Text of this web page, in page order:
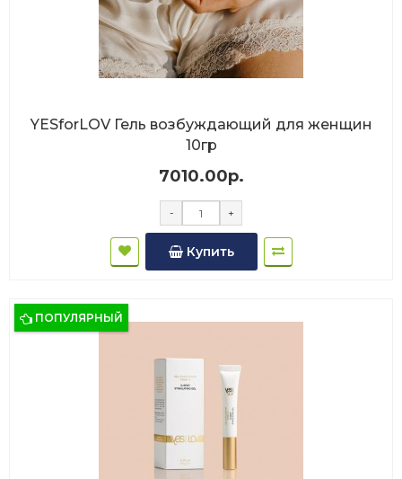
YESforLOV Гель возбуждающий для женщин
10гр
7010.00р.
- +
Купить
ПОПУЛЯРНЫЙ